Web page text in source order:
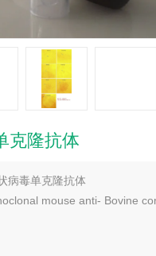
克隆抗体
病毒单克隆抗体
mouse anti- Bovine